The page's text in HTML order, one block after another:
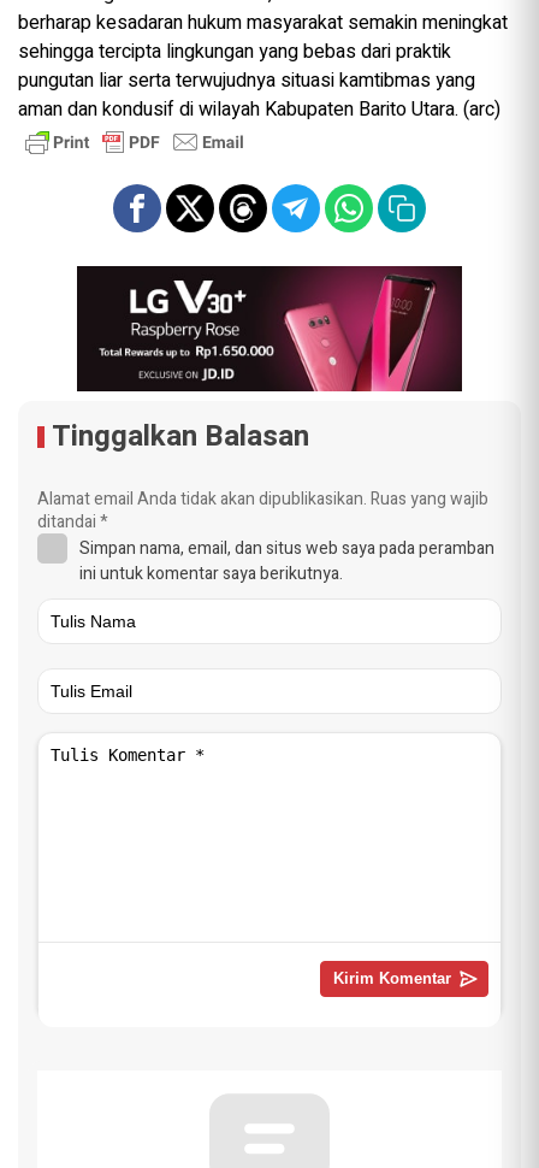
berharap kesadaran hukum masyarakat semakin meningkat
sehingga tercipta lingkungan yang bebas dari praktik
pungutan liar serta terwujudnya situasi kamtibmas yang
aman dan kondusif di wilayah Kabupaten Barito Utara. (arc)
Tinggalkan Balasan
Alamat email Anda tidak akan dipublikasikan.Ruas yang wajib
ditandai*
Simpan nama, email, dan situs web saya pada peramban
ini untuk komentar saya berikutnya.